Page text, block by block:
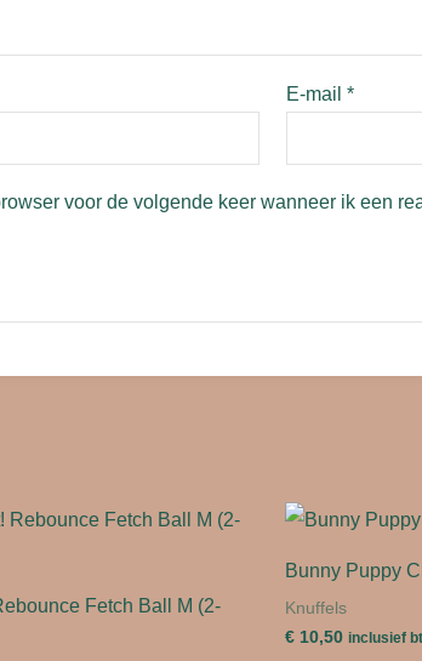
E-mail *
voor de volgende keer wanneer ik een
Fetch Ball M (2-
Bunny Puppy
Knuffels
€ 10,50 inclusief